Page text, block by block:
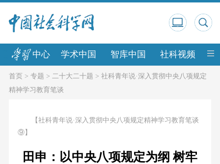
中心 学术中国 智库中国 社科视频 中
首页> 专题 > 二十大二十题 > 社科青年说·深入贯彻中央八项规定
精神学习教育笔谈
【社科青年说·深入贯彻中央八项规定精神学习教育笔谈
⑨】
田申：以中央八项规定为纲 树牢